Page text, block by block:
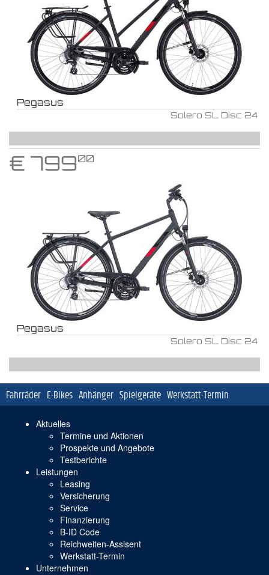
Pegasus
Solero SL Disc 24
€ 79900
Pegasus
Solero SL Disc 24
Navigation
überspringen
Fahrräder E-Bikes Anhänger Spielgeräte Werkstatt-Termin
Navigation
überspringen
Aktuelles
Termine und Aktionen
Prospekte und Angebote
Testberichte
Leistungen
Leasing
Versicherung
Service
Finanzierung
B-ID Code
Reichweiten-Assisent
Werkstatt-Termin
Unternehmen